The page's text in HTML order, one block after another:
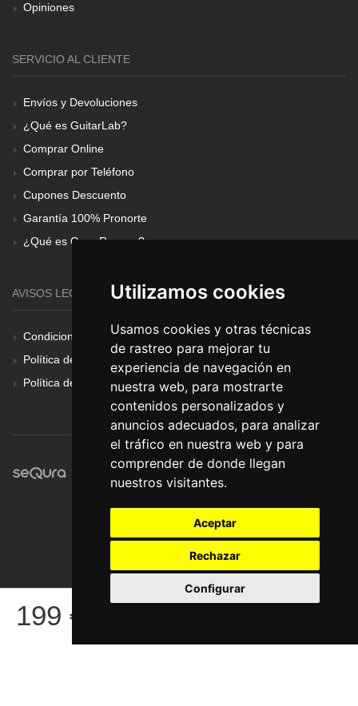
Utilizamos cookies
Usamos cookies y otras técnicas
de rastreo para mejorar tu
experiencia de navegación en
nuestra web, para mostrarte
contenidos personalizados y
anuncios adecuados, para analizar
el tráfico en nuestra web y para
comprender de donde llegan
nuestros visitantes.
Aceptar
Rechazar
Configurar
199 €
Opiniones
SERVICIO AL CLIENTE
Envíos y Devoluciones
¿Qué es GuitarLab?
Comprar Online
Comprar por Teléfono
Cupones Descuento
Garantía 100% Pronorte
¿Qué es Gear Renove?
AVISOS LEGALES
Condiciones Generales
Política de Cookies
Política de Privacidad
© Pronorte Sonido SL. Todos los derechos reservados.